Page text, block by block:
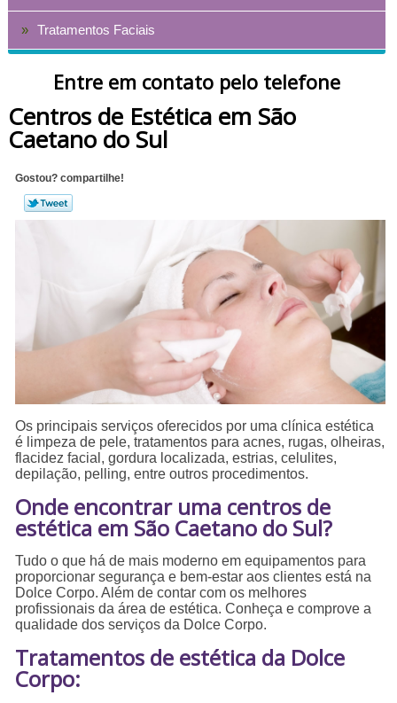
Tratamentos Faciais
Entre em contato pelo telefone
Centros de Estética em São
Caetano do Sul
Gostou? compartilhe!
Os principais serviços oferecidos por uma clínica estética
é limpeza de pele, tratamentos para acnes, rugas, olheiras,
flacidez facial, gordura localizada, estrias, celulites,
depilação, pelling, entre outros procedimentos.
Onde encontrar uma centros de
estética em São Caetano do Sul?
Tudo o que há de mais moderno em equipamentos para
proporcionar segurança e bem-estar aos clientes está na
Dolce Corpo. Além de contar com os melhores
profissionais da área de estética. Conheça e comprove a
qualidade dos serviços da Dolce Corpo.
Tratamentos de estética da Dolce
Corpo: